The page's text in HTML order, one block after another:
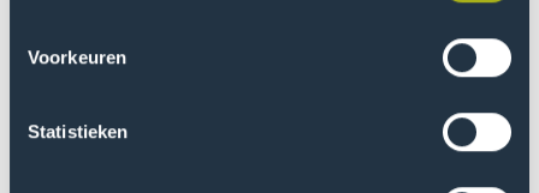
Voorkeuren
Statistieken
Arts
Operatie-assistent